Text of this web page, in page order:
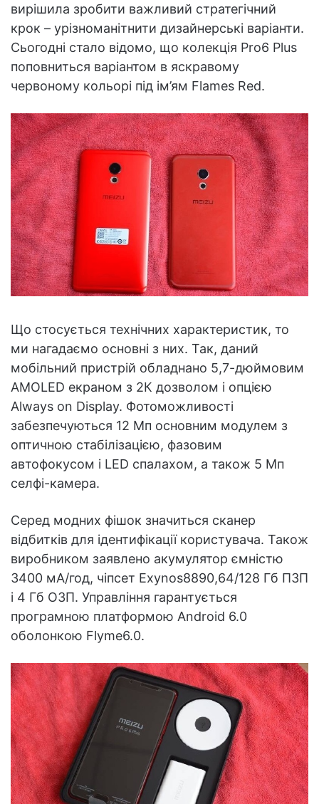
вирішила зробити важливий стратегічний
крок – урізноманітнити дизайнерські варіанти.
Сьогодні стало відомо, що колекція Pro6 Plus
поповниться варіантом в яскравому
червоному кольорі під ім’ям Flames Red.
Що стосується технічних характеристик, то
ми нагадаємо основні з них. Так, даний
мобільний пристрій обладнано 5,7-дюймовим
AMOLED екраном з 2К дозволом і опцією
Always on Display. Фотоможливості
забезпечуються 12 Мп основним модулем з
оптичною стабілізацією, фазовим
автофокусом і LED спалахом, а також 5 Мп
селфі-камера.
Серед модних фішок значиться сканер
відбитків для ідентифікації користувача. Також
виробником заявлено акумулятор ємністю
3400 мА/год, чіпсет Exynos8890,64/128 Гб ПЗП
і 4 Гб ОЗП. Управління гарантується
програмною платформою Android 6.0
оболонкою Flyme6.0.